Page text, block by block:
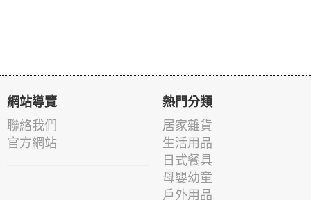
網站導覽
聯絡我們
官方網站
熱門分類
居家雜貨
生活用品
日式餐具
母嬰幼童
戶外用品